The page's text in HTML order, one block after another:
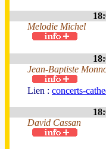
Melodie Michel
Jean-Baptiste
Lien : concerts-
David Cassan